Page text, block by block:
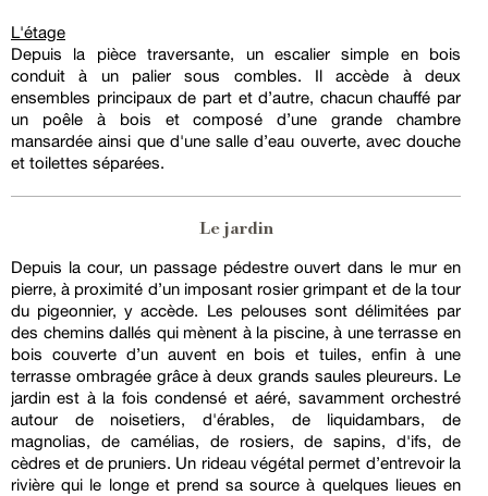
L'étage
Depuis la pièce traversante, un escalier simple en bois
conduit à un palier sous combles. Il accède à deux
ensembles principaux de part et d’autre, chacun chauffé par
un poêle à bois et composé d’une grande chambre
mansardée ainsi que d'une salle d’eau ouverte, avec douche
et toilettes séparées.
Le jardin
Depuis la cour, un passage pédestre ouvert dans le mur en
pierre, à proximité d’un imposant rosier grimpant et de la tour
du pigeonnier, y accède. Les pelouses sont délimitées par
des chemins dallés qui mènent à la piscine, à une terrasse en
bois couverte d’un auvent en bois et tuiles, enfin à une
terrasse ombragée grâce à deux grands saules pleureurs. Le
jardin est à la fois condensé et aéré, savamment orchestré
autour de noisetiers, d'érables, de liquidambars, de
magnolias, de camélias, de rosiers, de sapins, d'ifs, de
cèdres et de pruniers. Un rideau végétal permet d’entrevoir la
rivière qui le longe et prend sa source à quelques lieues en